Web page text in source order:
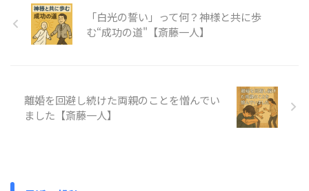
「白光の誓い」って何？神様と共に歩
む“成功の道"【斎藤一人】
離婚を回避し続けた両親のことを憎んでい
ました【斎藤一人】